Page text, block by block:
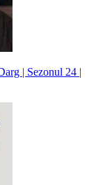
| Sezonul 24 |